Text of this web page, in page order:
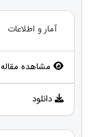
آمار و اطلاعات
مشاهده مقاله
دانلود